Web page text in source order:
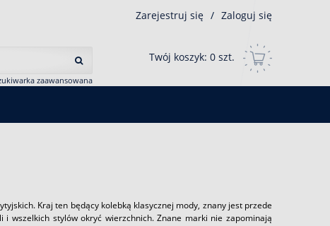
zaawansowana
Zarejestruj się / Zaloguj się
Twój koszyk: 0 szt.
Kraj ten będący kolebką klasycznej mody, znany jest przede
i wszelkich stylów okryć wierzchnich. Znane marki nie zapominają